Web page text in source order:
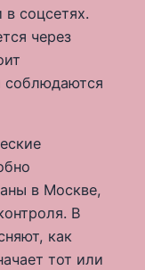
соцсетях.
через
соблюдаются
в Москве,
В
как
тот или